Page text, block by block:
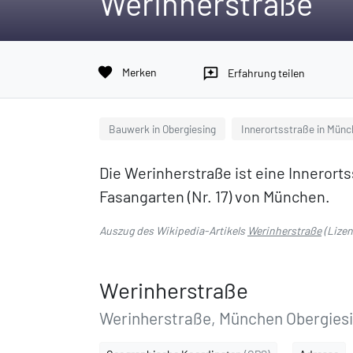
favorite Merken reviews Erfahrung teilen
Bauwerk in Obergiesing Innerortsstraße in
Die Werinherstraße ist eine
Fasangarten (Nr. 17) von München.
Auszug des Wikipedia-Artikels Werinherstraße
Werinherstraße
Werinherstraße, München